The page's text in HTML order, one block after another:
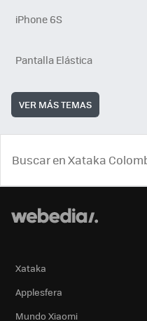
iPhone 6S
Pantalla Elástica
VER MÁS TEMAS
Xataka
Applesfera
Mundo Xiaomi